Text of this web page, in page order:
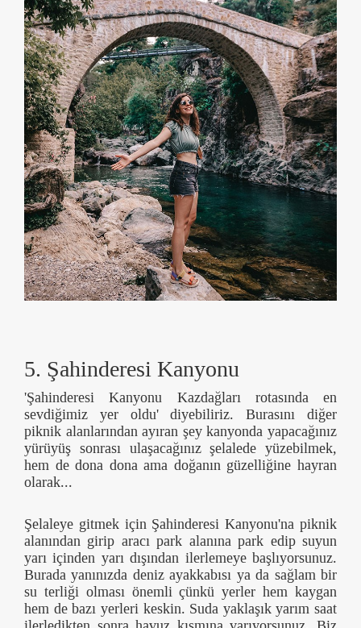
5. Şahinderesi Kanyonu
'Şahinderesi Kanyonu Kazdağları rotasında en
sevdiğimiz yer oldu' diyebiliriz. Burasını diğer
piknik alanlarından ayıran şey kanyonda yapacağınız
yürüyüş sonrası ulaşacağınız şelalede yüzebilmek,
hem de dona dona ama doğanın güzelliğine hayran
olarak...
Şelaleye gitmek için Şahinderesi Kanyonu'na piknik
alanından girip aracı park alanına park edip suyun
yarı içinden yarı dışından ilerlemeye başlıyorsunuz.
Burada yanınızda deniz ayakkabısı ya da sağlam bir
su terliği olması önemli çünkü yerler hem kaygan
hem de bazı yerleri keskin. Suda yaklaşık yarım saat